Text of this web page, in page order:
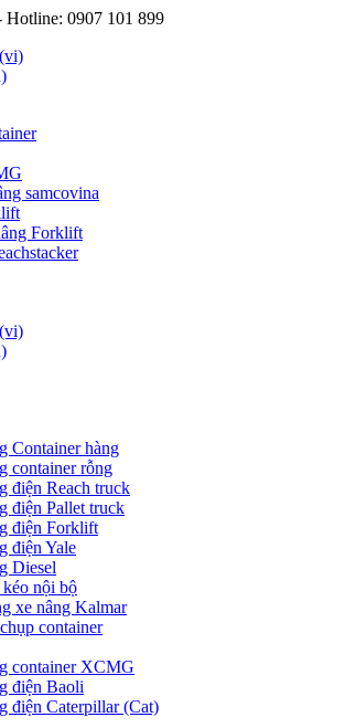
Hotline: 0907 101 899
Forklift
Container hàng
container rỗng
điện Reach truck
điện Pallet truck
điện Forklift
điện Yale
Diesel
nội bộ
xe nâng Kalmar
container
container XCMG
điện Baoli
điện Caterpillar (Cat)